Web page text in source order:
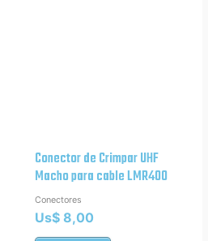
Conector de Crimpar UHF
Macho para cable LMR400
Conectores
Us$ 8,00